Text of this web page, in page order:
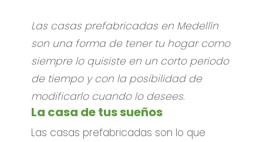
Las casas prefabricadas en Medellín
son una forma de tener tu hogar como
siempre lo quisiste en un corto periodo
de tiempo y con la posibilidad de
modificarlo cuando lo desees.
La casa de tus sueños
Las casas prefabricadas son lo que